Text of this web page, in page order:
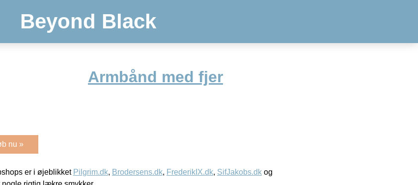
Beyond Black
Armbånd med fjer
nu »
er i øjeblikket Pilgrim.dk, Brodersens.dk, FrederikIX.dk, SifJakobs.dk og